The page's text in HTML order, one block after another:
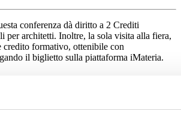
conferenza dà diritto a 2 Crediti
per architetti. Inoltre, la sola visita alla fiera,
credito formativo, ottenibile con
il biglietto sulla piattaforma iMateria.